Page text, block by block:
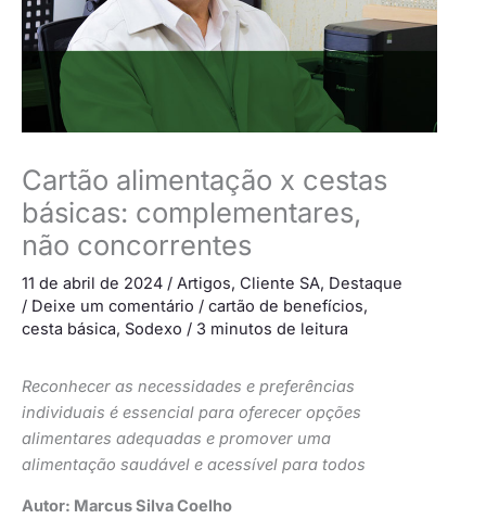
Cartão alimentação x cestas
básicas: complementares,
não concorrentes
11 de abril de 2024 / Artigos, Cliente SA, Destaque
/ Deixe um comentário / cartão de benefícios,
cesta básica, Sodexo / 3 minutos de leitura
Reconhecer as necessidades e preferências
individuais é essencial para oferecer opções
alimentares adequadas e promover uma
alimentação saudável e acessível para todos
Autor: Marcus Silva Coelho